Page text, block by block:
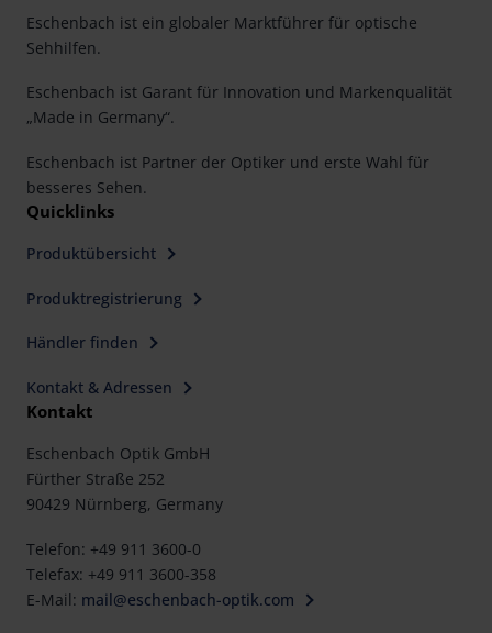
Eschenbach ist ein globaler Marktführer für optische
Sehhilfen.
Eschenbach ist Garant für Innovation und Markenqualität
„Made in Germany“.
Eschenbach ist Partner der Optiker und erste Wahl für
besseres Sehen.
Quicklinks
Produktübersicht
Produktregistrierung
Händler finden
Kontakt & Adressen
Kontakt
Eschenbach Optik GmbH
Fürther Straße 252
90429 Nürnberg, Germany
Telefon: +49 911 3600-0
Telefax: +49 911 3600-358
E-Mail: mail@eschenbach-optik.com